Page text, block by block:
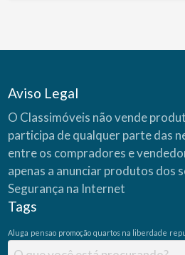
Aviso Legal
O Classimóveis não vende
participa de qualquer parte das
entre os compradores e
apenas a anunciar produtos dos
Segurança na Internet
Tags
Aluga pensao promoção quartos na liberdade